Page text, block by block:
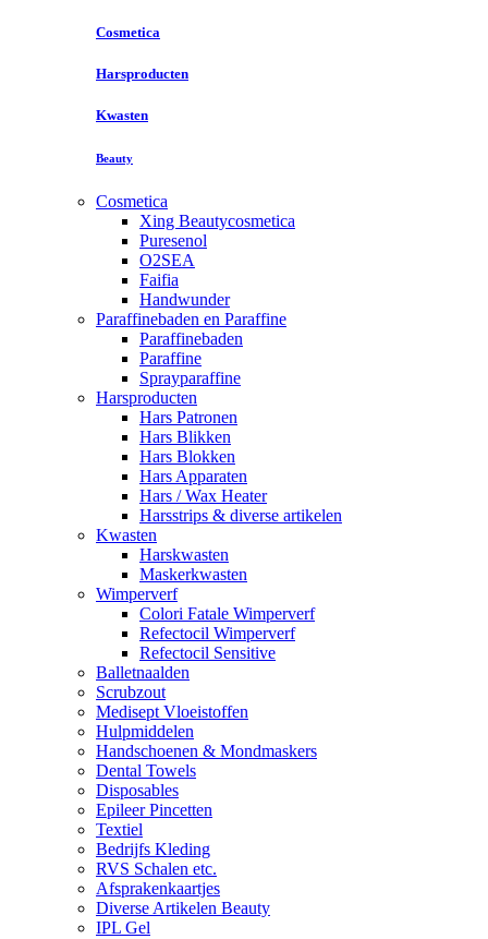
Cosmetica
Harsproducten
Kwasten
Beauty
Cosmetica
Xing Beautycosmetica
Puresenol
O2SEA
Faifia
Handwunder
Paraffinebaden en Paraffine
Paraffinebaden
Paraffine
Sprayparaffine
Harsproducten
Hars Patronen
Hars Blikken
Hars Blokken
Hars Apparaten
Hars / Wax Heater
Harsstrips & diverse artikelen
Kwasten
Harskwasten
Maskerkwasten
Wimperverf
Colori Fatale Wimperverf
Refectocil Wimperverf
Refectocil Sensitive
Balletnaalden
Scrubzout
Medisept Vloeistoffen
Hulpmiddelen
Handschoenen & Mondmaskers
Dental Towels
Disposables
Epileer Pincetten
Textiel
Bedrijfs Kleding
RVS Schalen etc.
Afsprakenkaartjes
Diverse Artikelen Beauty
IPL Gel